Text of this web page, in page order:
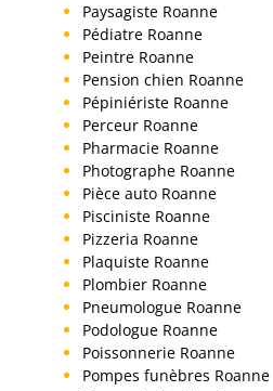
Paysagiste Roanne
Pédiatre Roanne
Peintre Roanne
Pension chien Roanne
Pépiniériste Roanne
Perceur Roanne
Pharmacie Roanne
Photographe Roanne
Pièce auto Roanne
Pisciniste Roanne
Pizzeria Roanne
Plaquiste Roanne
Plombier Roanne
Pneumologue Roanne
Podologue Roanne
Poissonnerie Roanne
Pompes funèbres Roanne